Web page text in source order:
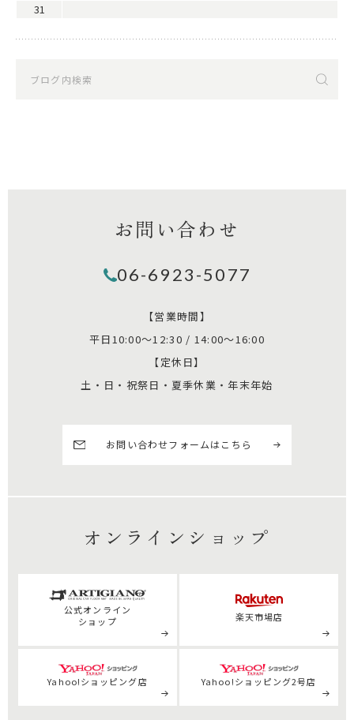
31
お問い合わせ
06-6923-5077
【営業時間】
平日10:00～12:30 / 14:00～16:00
【定休日】
土・日・祝祭日・夏季休業・年末年始
お問い合わせフォームはこちら
オンラインショップ
公式オンライン
ショップ
楽天市場店
Yahoo!ショッピング店 Yahoo!ショッピング2号店